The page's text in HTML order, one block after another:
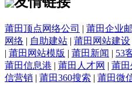
莆田顶点网络公司 | 莆田企业
网络 | 自助建站 | 莆田网站建设
| 莆田网站模版 | 莆田新闻 | 53
莆田信息港 | 莆田人才网 | 莆田
信营销 | 莆田360搜索 | 莆田微